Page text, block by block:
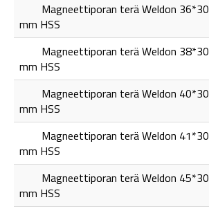
Magneettiporan terä Weldon 36*30
mm HSS
Magneettiporan terä Weldon 38*30
mm HSS
Magneettiporan terä Weldon 40*30
mm HSS
Magneettiporan terä Weldon 41*30
mm HSS
Magneettiporan terä Weldon 45*30
mm HSS